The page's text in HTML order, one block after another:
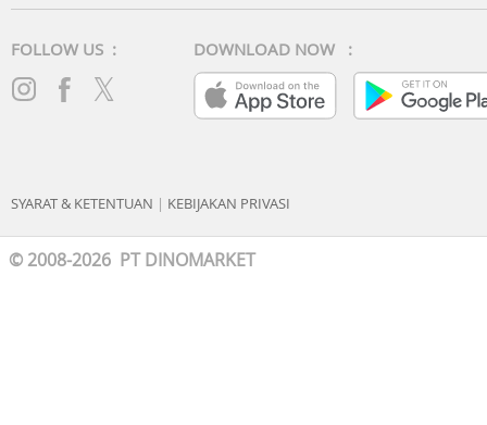
FOLLOW US : DOWNLOAD NOW :
SYARAT & KETENTUAN | KEBIJAKAN PRIVASI
© 2008-2026 PT DINOMARKET